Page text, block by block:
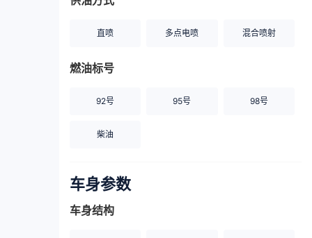
直喷 多点电喷 混合喷射
燃油标号
92号 95号 98号
柴油
车身参数
车身结构